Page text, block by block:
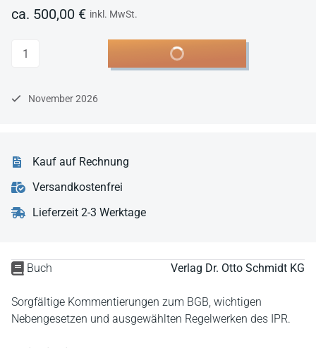
Buch Verlag Dr. Otto Schmidt KG
Sorgfältige Kommentierungen zum BGB, wichtigen
Nebengesetzen und ausgewählten Regelwerken des IPR.
ca. 500,00 € inkl. MwSt.
Anzahl In den Warenkorb
November 2026
Kauf auf Rechnung
Versandkostenfrei
Lieferzeit 2-3 Werktage